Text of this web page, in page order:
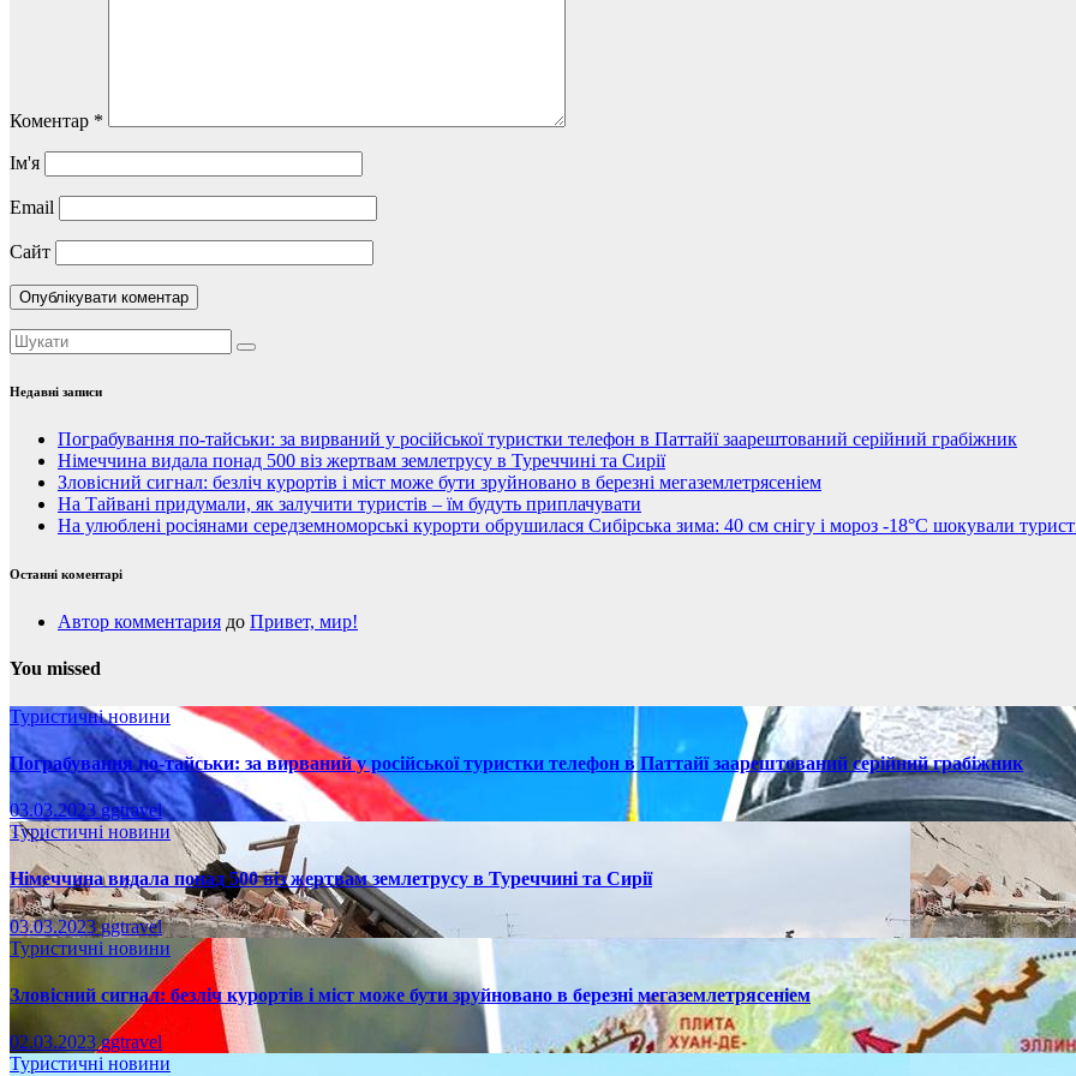
Коментар *
Ім'я
Email
Сайт
Недавні записи
Пограбування по-тайськи: за вирваний у російської туристки телефон в Паттайї заарештований серійний грабіжник
Німеччина видала понад 500 віз жертвам землетрусу в Туреччині та Сирії
Зловісний сигнал: безліч курортів і міст може бути зруйновано в березні мегаземлетрясеніем
На Тайвані придумали, як залучити туристів – їм будуть приплачувати
На улюблені росіянами середземноморські курорти обрушилася Сибірська зима: 40 см снігу і мороз -18°C шокували
Останні коментарі
Автор комментария до Привет, мир!
You missed
Туристичні новини
Пограбування по-тайськи: за вирваний у російської туристки телефон в Паттайї заарештований серійний грабіжник
03.03.2023ggtravel
Туристичні новини
Німеччина видала понад 500 віз жертвам землетрусу в Туреччині та Сирії
03.03.2023ggtravel
Туристичні новини
Зловісний сигнал: безліч курортів і міст може бути зруйновано в березні мегаземлетрясеніем
02.03.2023ggtravel
Туристичні новини